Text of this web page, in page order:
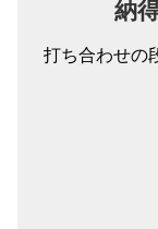
納
打ち合わせの